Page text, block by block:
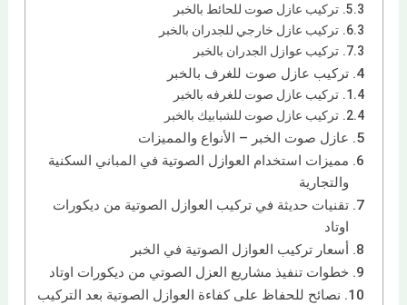
تركيب عازل صوت للحائط بالخبر
تركيب عازل خارجي للجدران بالخبر
تركيب عوازل الجدران بالخبر
تركيب عازل صوت للغرف بالخبر
تركيب عازل صوت للغرفه بالخبر
تركيب عازل صوت للشبابيك بالخبر
عازل صوت الخبر – الأنواع والمميزات
مميزات استخدام العوازل الصوتية في المباني السكنية
والتجارية
تقنيات حديثة في تركيب العوازل الصوتية من ديكورات
اوتاد
أسعار تركيب العوازل الصوتية في الخبر
خطوات تنفيذ مشاريع العزل الصوتي من ديكورات اوتاد
نصائح للحفاظ على كفاءة العوازل الصوتية بعد التركيب